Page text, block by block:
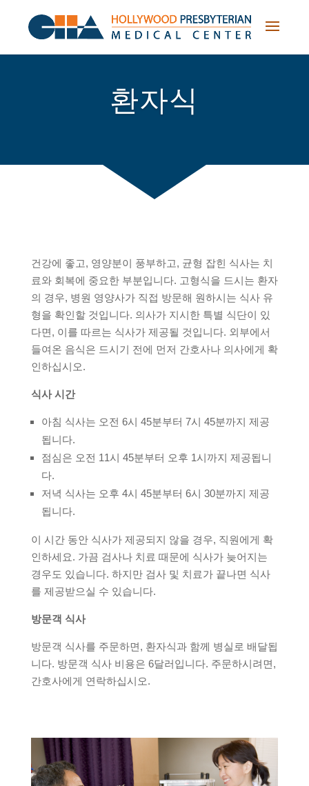
content
환자식
건강에 좋고, 영양분이 풍부하고, 균형 잡힌 식사는 치
료와 회복에 중요한 부분입니다. 고형식을 드시는 환자
의 경우, 병원 영양사가 직접 방문해 원하시는 식사 유
형을 확인할 것입니다. 의사가 지시한 특별 식단이 있
다면, 이를 따르는 식사가 제공될 것입니다. 외부에서
들여온 음식은 드시기 전에 먼저 간호사나 의사에게 확
인하십시오.
식사 시간
아침 식사는 오전 6시 45분부터 7시 45분까지 제공
됩니다.
점심은 오전 11시 45분부터 오후 1시까지 제공됩니
다.
저녁 식사는 오후 4시 45분부터 6시 30분까지 제공
됩니다.
이 시간 동안 식사가 제공되지 않을 경우, 직원에게 확
인하세요. 가끔 검사나 치료 때문에 식사가 늦어지는
경우도 있습니다. 하지만 검사 및 치료가 끝나면 식사
를 제공받으실 수 있습니다.
방문객 식사
방문객 식사를 주문하면, 환자식과 함께 병실로 배달됩
니다. 방문객 식사 비용은 6달러입니다. 주문하시려면,
간호사에게 연락하십시오.